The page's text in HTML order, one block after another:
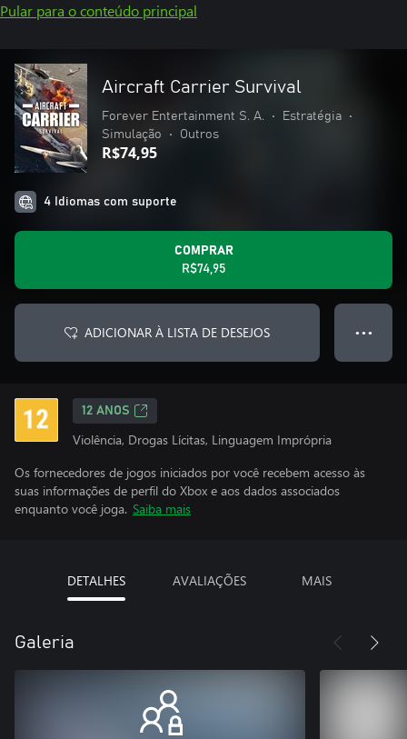
Pular para o conteúdo principal
Aircraft Carrier Survival
Forever Entertainment S. A. • Estratégia
•
Simulação
• Outros
R$74,95
4 Idiomas com suporte
COMPRAR
R$74,95
ADICIONAR À LISTA DE DESEJOS ● ● ●
12 ANOS
Violência, Drogas Lícitas, Linguagem Imprópria
Os fornecedores de jogos iniciados por você recebem acesso às
suas informações de perfil do Xbox e aos dados associados
enquanto você joga. Saiba mais
DETALHES AVALIAÇÕES MAIS
Galeria